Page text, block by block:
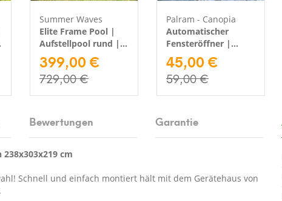
Summer Waves
Elite Frame Pool |
Aufstellpool rund |
Komplettset | Grau |
Ø 488x122 cm
399,00 €
729,00 €
Palram - Canopia
Automatischer
Fensteröffner |
Silber
45,00 €
59,00 €
Bewertungen Garantie
cm
Schnell und einfach montiert hält mit dem Gerätehaus von